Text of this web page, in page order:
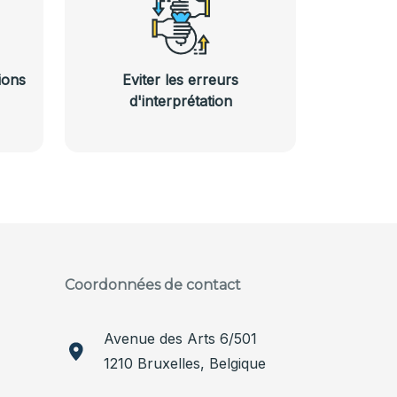
Eviter les erreurs
d'interprétation
Coordonnées de contact
Avenue des Arts 6/501
1210 Bruxelles, Belgique